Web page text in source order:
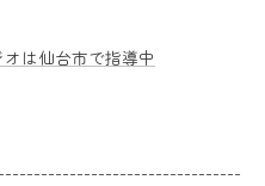
は仙台市で指導中